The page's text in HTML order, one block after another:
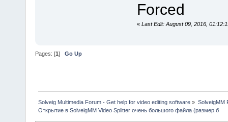
« Last Edit: August 09, 2016,
Pages: [1] Go Up
Solveig Multimedia Forum - Get help for video editing software » SolveigMM
Открытие в SolveigMM Video Splitter очень большого файла (размер б